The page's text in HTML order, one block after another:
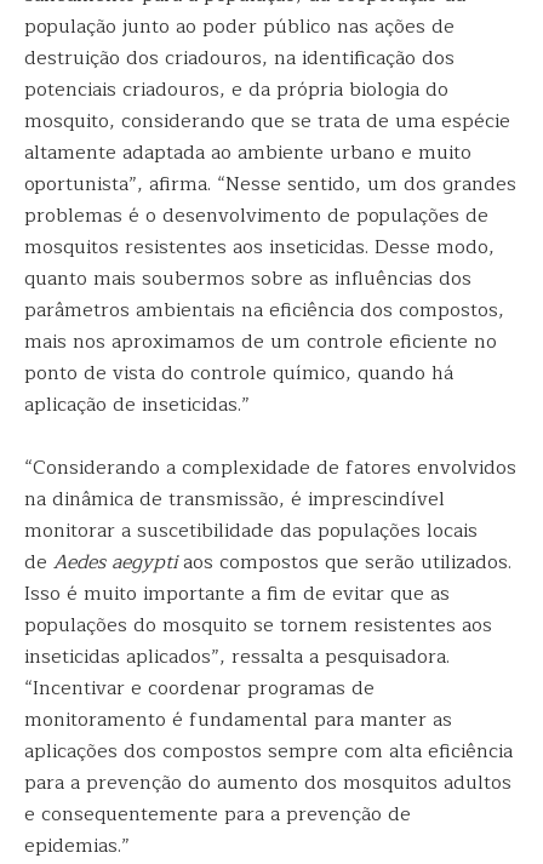
população junto ao poder público nas ações de
destruição dos criadouros, na identificação dos
potenciais criadouros, e da própria biologia do
mosquito, considerando que se trata de uma espécie
altamente adaptada ao ambiente urbano e muito
oportunista”, afirma. “Nesse sentido, um dos grandes
problemas é o desenvolvimento de populações de
mosquitos resistentes aos inseticidas. Desse modo,
quanto mais soubermos sobre as influências dos
parâmetros ambientais na eficiência dos compostos,
mais nos aproximamos de um controle eficiente no
ponto de vista do controle químico, quando há
aplicação de inseticidas.”
“Considerando a complexidade de fatores envolvidos
na dinâmica de transmissão, é imprescindível
monitorar a suscetibilidade das populações locais
de Aedes aegyptiaos compostos que serão utilizados.
Isso é muito importante a fim de evitar que as
populações do mosquito se tornem resistentes aos
inseticidas aplicados”, ressalta a pesquisadora.
“Incentivar e coordenar programas de
monitoramento é fundamental para manter as
aplicações dos compostos sempre com alta eficiência
para a prevenção do aumento dos mosquitos adultos
e consequentemente para a prevenção de
epidemias.”